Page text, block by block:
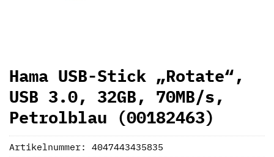
Hama USB-Stick „Rotate“,
USB 3.0, 32GB, 70MB/s,
Petrolblau (00182463)
Artikelnummer: 4047443435835